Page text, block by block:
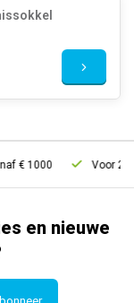
€ 1000 Voor 21u
en nieuwe